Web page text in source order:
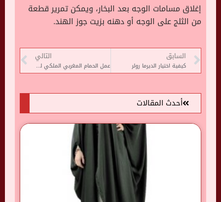
إغلاق مسامات الوجه بعد البخار، ويمكن تمرير قطعة
من الثلج على الوجه أو دهنه بزيت جوز الهند.
السابق
كيفية اختيار الديرما رولر
التالي
عمل الحمام المغربي الملكي للعرايس
أحدث المقالات